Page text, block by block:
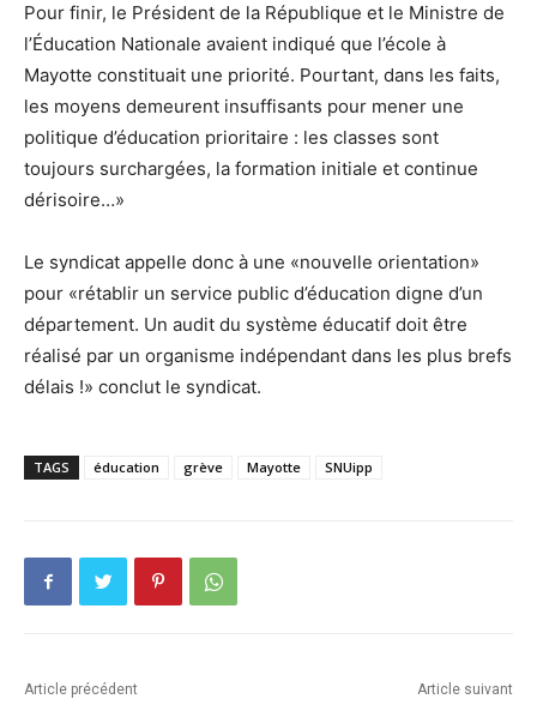
Pour finir, le Président de la République et le Ministre de
l’Éducation Nationale avaient indiqué que l’école à
Mayotte constituait une priorité. Pourtant, dans les faits,
les moyens demeurent insuffisants pour mener une
politique d’éducation prioritaire : les classes sont
toujours surchargées, la formation initiale et continue
dérisoire…»
Le syndicat appelle donc à une «nouvelle orientation»
pour «rétablir un service public d’éducation digne d’un
département. Un audit du système éducatif doit être
réalisé par un organisme indépendant dans les plus brefs
délais !» conclut le syndicat.
TAGS éducation grève Mayotte SNUipp
Article précédent Article suivant